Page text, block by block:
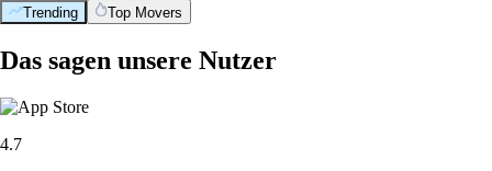
Trending Top Movers
Das sagen unsere Nutzer
4.7